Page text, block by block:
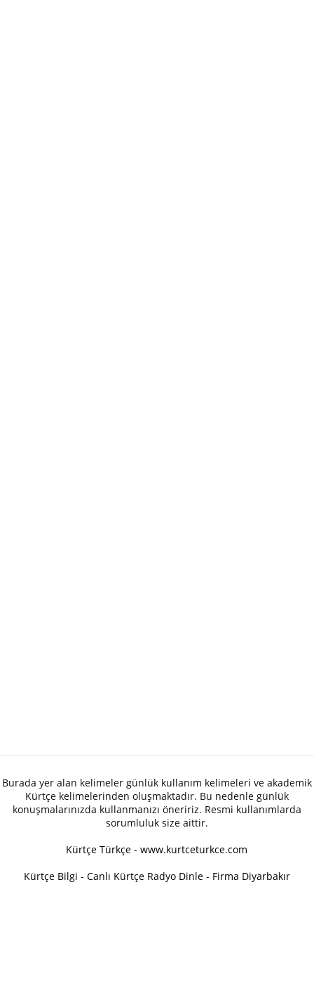
Burada yer alan kelimeler günlük kullanım kelimeleri ve akademik
Kürtçe kelimelerinden oluşmaktadır. Bu nedenle günlük
konuşmalarınızda kullanmanızı öneririz. Resmi kullanımlarda
sorumluluk size aittir.
Kürtçe Türkçe - www.kurtceturkce.com
Kürtçe Bilgi - Canlı Kürtçe Radyo Dinle - Firma Diyarbakır